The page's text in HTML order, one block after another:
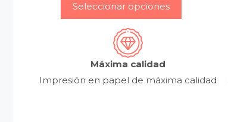
Seleccionar opciones
Máxima calidad
Impresión en papel de máxima calidad